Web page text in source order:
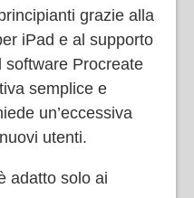
grazie alla
iPad e al supporto
software Procreate
semplice e
un’eccessiva
utenti.
adatto solo ai